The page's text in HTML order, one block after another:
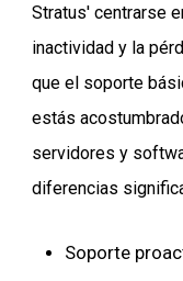
Stratus' centrarse
inactividad y la
que el soporte
estás
servidores y
diferencias
Soporte